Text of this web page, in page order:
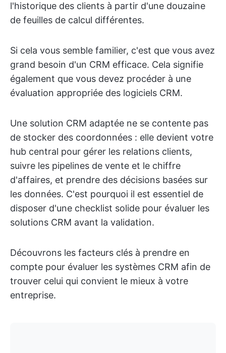
l'historique des clients à partir d'une douzaine
de feuilles de calcul différentes.
Si cela vous semble familier, c'est que vous avez
grand besoin d'un CRM efficace. Cela signifie
également que vous devez procéder à une
évaluation appropriée des logiciels CRM.
Une solution CRM adaptée ne se contente pas
de stocker des coordonnées : elle devient votre
hub central pour gérer les relations clients,
suivre les pipelines de vente et le chiffre
d'affaires, et prendre des décisions basées sur
les données. C'est pourquoi il est essentiel de
disposer d'une checklist solide pour évaluer les
solutions CRM avant la validation.
Découvrons les facteurs clés à prendre en
compte pour évaluer les systèmes CRM afin de
trouver celui qui convient le mieux à votre
entreprise.